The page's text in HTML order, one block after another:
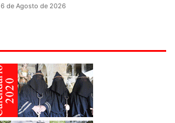
6 de Agosto de 2026